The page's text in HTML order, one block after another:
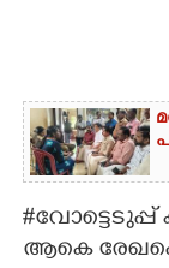
ആകെ